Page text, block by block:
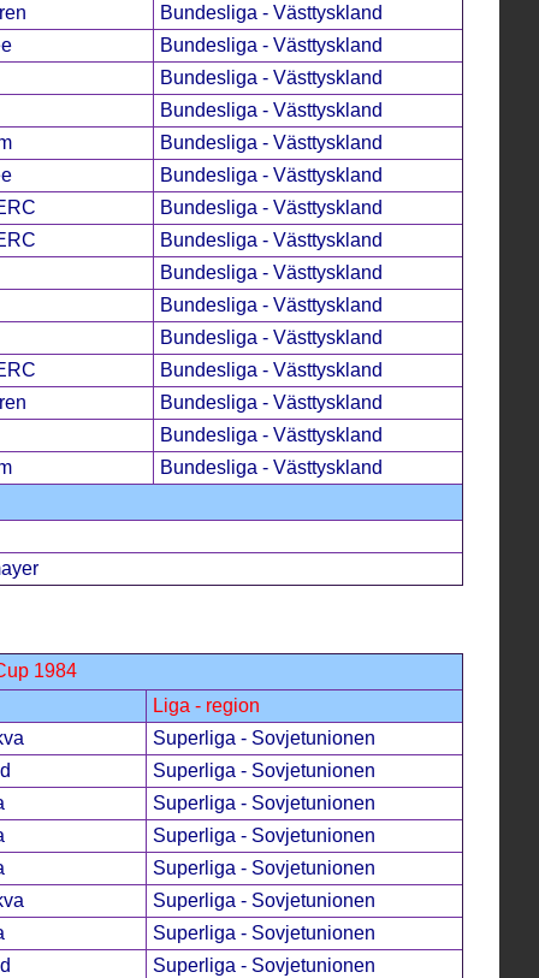
Bundesliga - Västtyskland
Bundesliga - Västtyskland
Bundesliga - Västtyskland
Bundesliga - Västtyskland
Bundesliga - Västtyskland
Bundesliga - Västtyskland
Bundesliga - Västtyskland
Bundesliga - Västtyskland
Bundesliga - Västtyskland
Bundesliga - Västtyskland
Bundesliga - Västtyskland
Bundesliga - Västtyskland
Bundesliga - Västtyskland
Bundesliga - Västtyskland
Bundesliga - Västtyskland
1984
Liga - region
Superliga - Sovjetunionen
Superliga - Sovjetunionen
Superliga - Sovjetunionen
Superliga - Sovjetunionen
Superliga - Sovjetunionen
Superliga - Sovjetunionen
Superliga - Sovjetunionen
Superliga - Sovjetunionen